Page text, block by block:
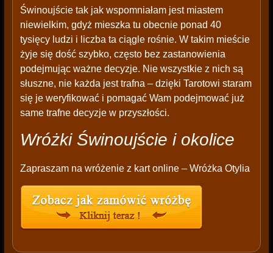
Świnoujście tak jak wspomniałam jest miastem
niewielkim, gdyż mieszka tu obecnie ponad 40
tysięcy ludzi i liczba ta ciągle rośnie. W takim mieście
żyje się dość szybko, często bez zastanowienia
podejmując ważne decyzje. Nie wszystkie z nich są
słuszne, nie każda jest trafna – dzięki Tarotowi staram
się je weryfikować i pomagać Wam podejmować już
same trafne decyzje w przyszłości.
Wróżki Świnoujście i okolice
Zapraszam na wróżenie z kart online – Wróżka Otylia